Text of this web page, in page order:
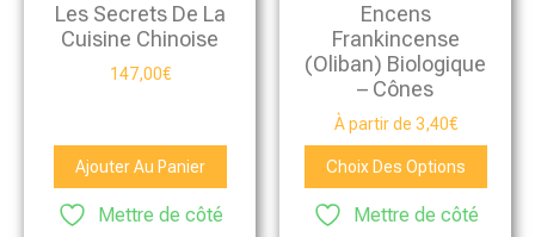
Les Secrets De La
Cuisine Chinoise
147,00€
Ajouter Au Panier
Mettre de côté
Encens
Frankincense
(Oliban) Biologique
– Cônes
À partir de 3,40€
Choix Des Options
Mettre de côté